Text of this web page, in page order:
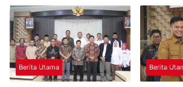
Berita Utama Berita